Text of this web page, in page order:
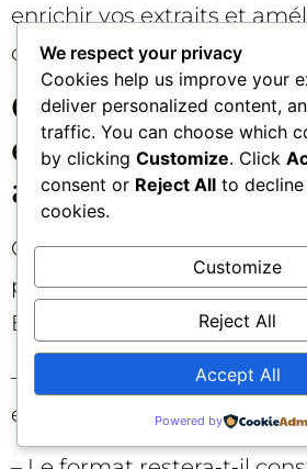
enrichir vos extraits et
organique restant. 🌟
Ce que l’on ne
encore (et
agile) 🧭
Comme pour toute
plusieurs inconnues
Bing Shopping :
– Quels marchés et
en premier d’un
We respect your privacy
Cookies help us improve your
deliver personalized content,
traffic. You can choose which
by clicking Customize. Click
consent or Reject All to
cookies.
Customize
Reject All
Accept All
Powered by